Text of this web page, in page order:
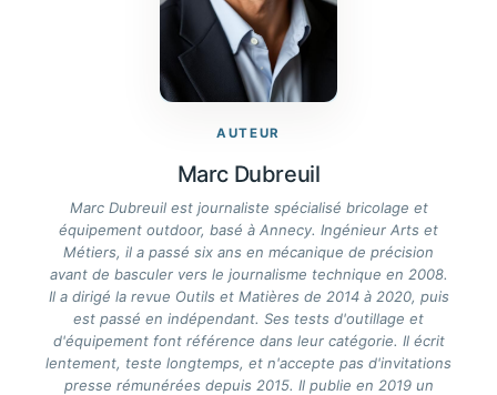
AUTEUR
Marc Dubreuil
Marc Dubreuil est journaliste spécialisé bricolage et
équipement outdoor, basé à Annecy. Ingénieur Arts et
Métiers, il a passé six ans en mécanique de précision
avant de basculer vers le journalisme technique en 2008.
Il a dirigé la revue Outils et Matières de 2014 à 2020, puis
est passé en indépendant. Ses tests d'outillage et
d'équipement font référence dans leur catégorie. Il écrit
lentement, teste longtemps, et n'accepte pas d'invitations
presse rémunérées depuis 2015. Il publie en 2019 un